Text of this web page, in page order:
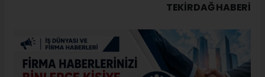
TEKIRDAĞ HABERİ